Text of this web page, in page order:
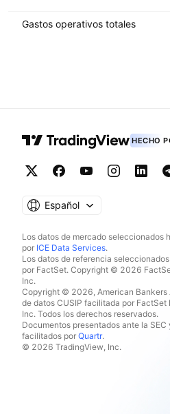
Gastos operativos totales
HECHO
Español
Los datos de mercado seleccionados
por ICE Data Services.
Los datos de referencia
por FactSet. Copyright © 2026
Inc.
Copyright © 2026, American Bankers
de datos CUSIP facilitada por FactSet
Inc. Todos los derechos reservados.
Documentos presentados ante la
facilitados por Quartr.
© 2026 TradingView, Inc.